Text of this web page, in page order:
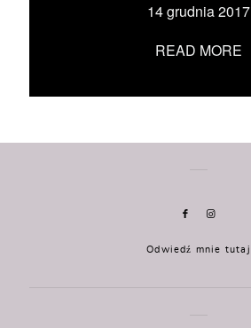
14 grudnia 2017
READ MORE
Odwiedź mnie tutaj